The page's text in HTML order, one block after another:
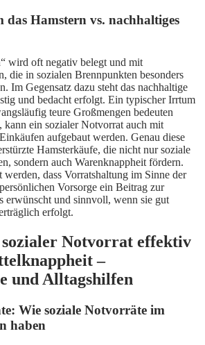
Hamstern vs. nachhaltiges
wird oft negativ belegt und mit
die in sozialen Brennpunkten besonders
Im Gegensatz dazu steht das nachhaltige
und bedacht erfolgt. Ein typischer Irrtum
teure Großmengen bedeuten
kann ein sozialer Notvorrat auch mit
aufgebaut werden. Genau diese
Hamsterkäufe, die nicht nur soziale
sondern auch Warenknappheit fördern.
dass Vorratshaltung im Sinne der
Vorsorge ein Beitrag zur
erwünscht und sinnvoll, wenn sie gut
erfolgt.
sozialer Notvorrat effektiv
–
und Alltagshilfen
Wie soziale Notvorräte im
haben